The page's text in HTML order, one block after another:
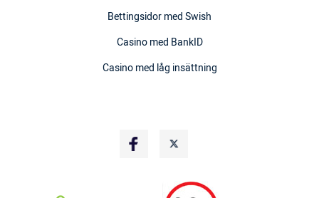
Bettingsidor med Swish
Casino med BankID
Casino med låg insättning